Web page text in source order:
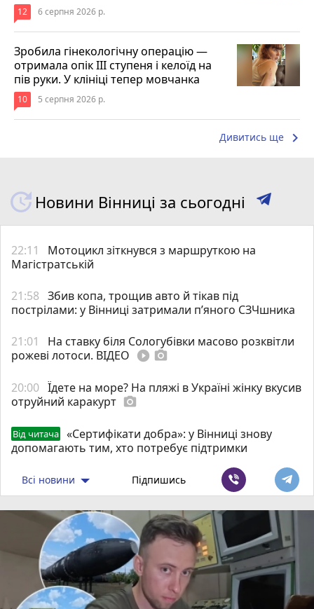
12 6 серпня 2026 р.
Зробила гінекологічну операцію —
отримала опік ІІІ ступеня і келоїд на
пів руки. У клініці тепер мовчанка
10 5 серпня 2026 р.
Дивитись ще keyboard_arrow_right
Новини Вінниці за сьогодні
22:11
Мотоцикл зіткнувся з маршруткою на
Магістратській
21:58 Збив копа, трощив авто й тікав під
пострілами: у Вінниці затримали п’яного СЗЧшника
21:01
На ставку біля Сологубівки масово розквітли
рожеві лотоси. ВІДЕО play_circle_filled photo_camera
20:00 Їдете на море? На пляжі в Україні жінку вкусив
отруйний каракурт photo_camera
Від читача
«Сертифікати добра»: у Вінниці знову
допомагають тим, хто потребує підтримки
Всі новини Підпишись